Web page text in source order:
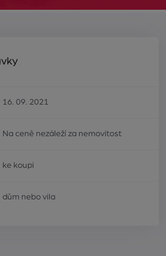
16. 09. 2021
Na ceně nezáleží za nemovitost
ke koupi
dům nebo vila